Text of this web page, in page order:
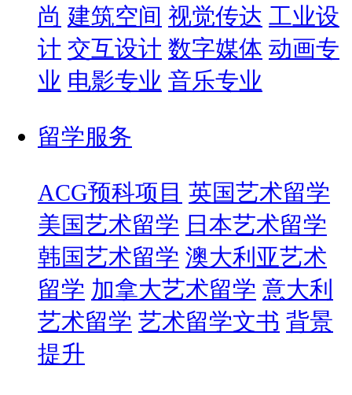
尚 建筑空间 视觉传达 工业设
计 交互设计 数字媒体 动画专
业 电影专业 音乐专业
留学服务
ACG预科项目 英国艺术留学
美国艺术留学 日本艺术留学
韩国艺术留学 澳大利亚艺术
留学 加拿大艺术留学 意大利
艺术留学 艺术留学文书 背景
提升